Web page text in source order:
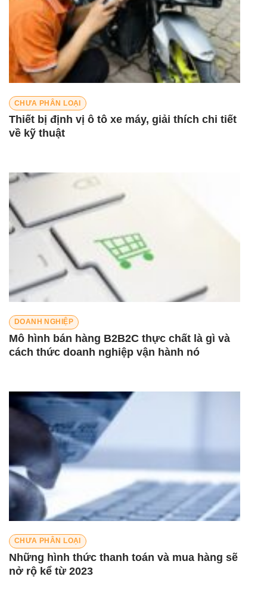
CHƯA PHÂN LOẠI
Thiết bị định vị ô tô xe máy, giải thích chi tiết
về kỹ thuật
DOANH NGHIỆP
Mô hình bán hàng B2B2C thực chất là gì và
cách thức doanh nghiệp vận hành nó
CHƯA PHÂN LOẠI
Những hình thức thanh toán và mua hàng sẽ
nở rộ kể từ 2023